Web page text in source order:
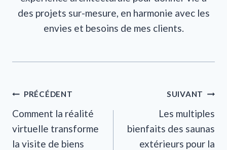
des projets sur-mesure, en harmonie avec les
envies et besoins de mes clients.
Navigation
de
l’article
PRÉCÉDENT
Comment la réalité
virtuelle transforme
la visite de biens
SUIVANT
Les multiples
bienfaits des saunas
extérieurs pour la